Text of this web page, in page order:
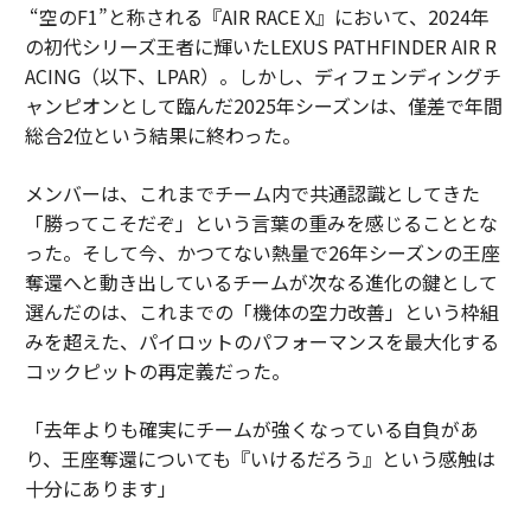
“空のF1”と称される『AIR RACE X』において、2024年
の初代シリーズ王者に輝いたLEXUS PATHFINDER AIR R
ACING（以下、LPAR）。しかし、ディフェンディングチ
ャンピオンとして臨んだ2025年シーズンは、僅差で年間
総合2位という結果に終わった。
メンバーは、これまでチーム内で共通認識としてきた
「勝ってこそだぞ」という言葉の重みを感じることとな
った。そして今、かつてない熱量で26年シーズンの王座
奪還へと動き出しているチームが次なる進化の鍵として
選んだのは、これまでの「機体の空力改善」という枠組
みを超えた、パイロットのパフォーマンスを最大化する
コックピットの再定義だった。
「去年よりも確実にチームが強くなっている自負があ
り、王座奪還についても『いけるだろう』という感触は
十分にあります」